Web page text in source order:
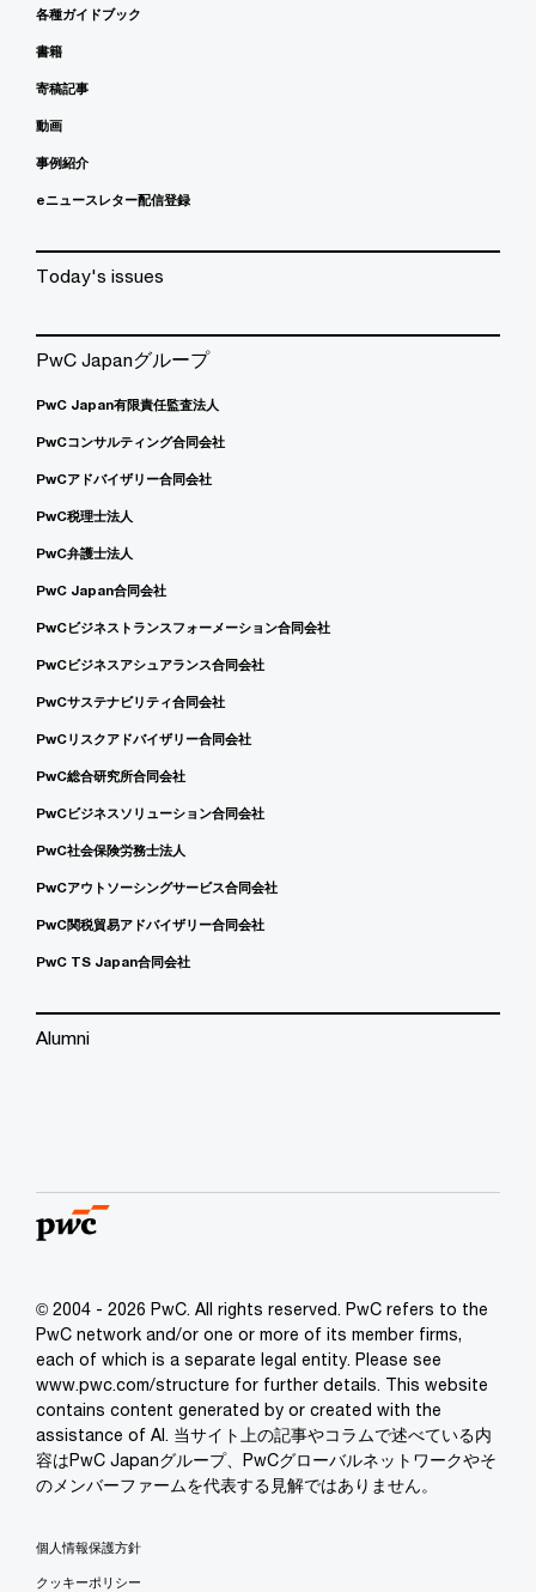
各種ガイドブック
書籍
寄稿記事
動画
事例紹介
eニュースレター配信登録
Today's issues
PwC Japanグループ
PwC Japan有限責任監査法人
PwCコンサルティング合同会社
PwCアドバイザリー合同会社
PwC税理士法人
PwC弁護士法人
PwC Japan合同会社
PwCビジネストランスフォーメーション合同会社
PwCビジネスアシュアランス合同会社
PwCサステナビリティ合同会社
PwCリスクアドバイザリー合同会社
PwC総合研究所合同会社
PwCビジネスソリューション合同会社
PwC社会保険労務士法人
PwCアウトソーシングサービス合同会社
PwC関税貿易アドバイザリー合同会社
PwC TS Japan合同会社
Alumni
© 2004 - 2026 PwC. All rights reserved. PwC refers to the
PwC network and/or one or more of its member firms,
each of which is a separate legal entity. Please see
www.pwc.com/structure for further details. This website
contains content generated by or created with the
assistance of AI. 当サイト上の記事やコラムで述べている内
容はPwC Japanグループ、PwCグローバルネットワークやそ
のメンバーファームを代表する見解ではありません。
個人情報保護方針
クッキーポリシー